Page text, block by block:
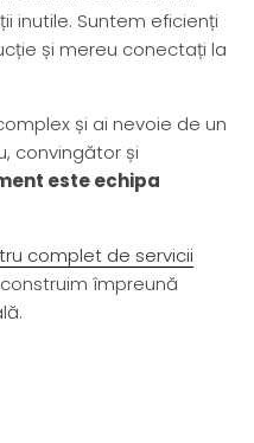
inutile. Suntem eficienți
și mereu conectați la
și ai nevoie de un
convingător și
este echipa
complet de servicii
împreună